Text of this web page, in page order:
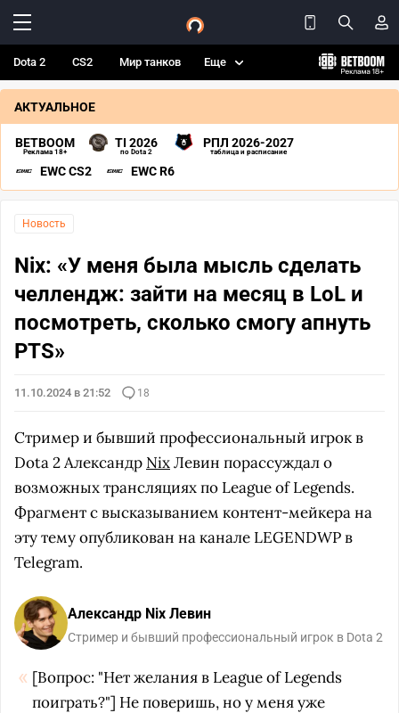
Dota 2 CS2 Мир танков Еще
АКТУАЛЬНОЕ
BETBOOM
Реклама 18+
TI 2026
по Dota 2
РПЛ 2026-2027
таблица и расписание
EWC CS2 EWC R6
Новость
Nix: «У меня была мысль сделать
челлендж: зайти на месяц в LoL и
посмотреть, сколько смогу апнуть
PTS»
11.10.2024 в 21:52 18
Стример и бывший профессиональный игрок в
Dota 2 Александр NixЛевин порассуждал о
возможных трансляциях по League of Legends.
Фрагмент с высказыванием контент-мейкера на
эту тему опубликован на канале LEGENDWP в
Telegram.
Александр Nix Левин
Стример и бывший профессиональный игрок в Dota 2
[Вопрос: "Нет желания в League of Legends
поиграть?"] Не поверишь, но у меня уже